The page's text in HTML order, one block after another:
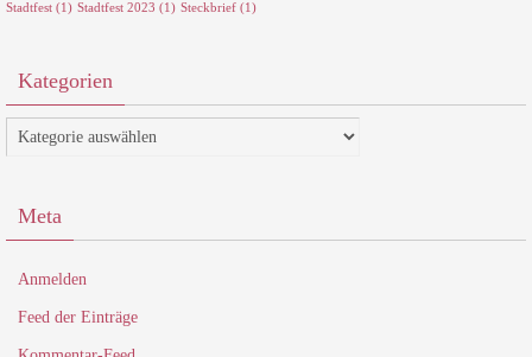
Stadtfest (1) Stadtfest 2023 (1) Steckbrief (1)
Kategorien
Kategorien
Meta
Anmelden
Feed der Einträge